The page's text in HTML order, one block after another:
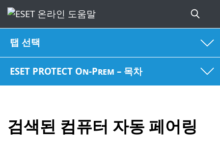
탭 선택
ESET PROTECT On-Prem – 목차
검색된 컴퓨터 자동 페어링